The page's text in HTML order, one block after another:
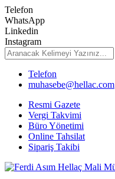
Telefon
WhatsApp
Linkedin
Instagram
Telefon
muhasebe@hellac.com
Resmi Gazete
Vergi Takvimi
Büro Yönetimi
Online Tahsilat
Sipariş Takibi